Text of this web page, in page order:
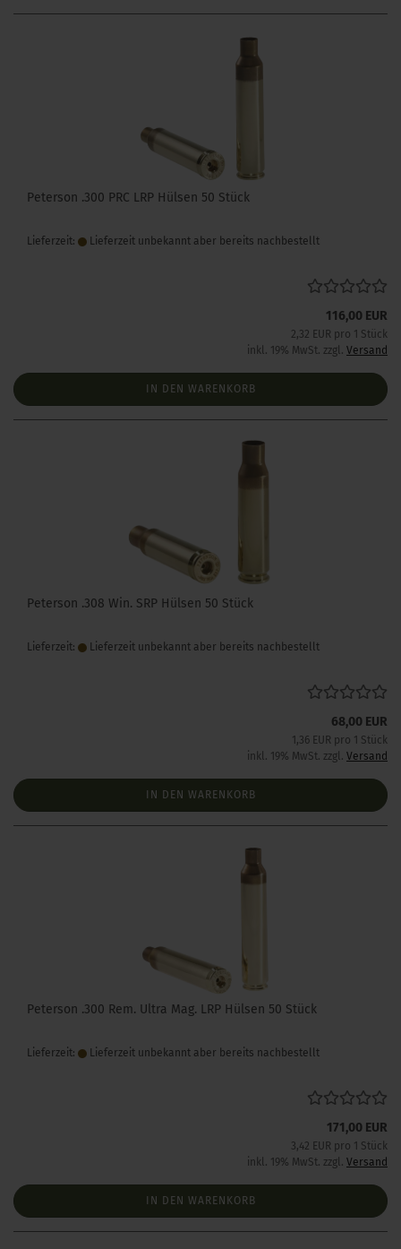
Peterson .300 PRC LRP Hülsen 50 Stück
Lieferzeit: Lieferzeit unbekannt aber bereits nachbestellt
116,00 EUR
2,32 EUR pro 1 Stück
inkl. 19% MwSt. zzgl. Versand
IN DEN WARENKORB
Peterson .308 Win. SRP Hülsen 50 Stück
Lieferzeit: Lieferzeit unbekannt aber bereits nachbestellt
68,00 EUR
1,36 EUR pro 1 Stück
inkl. 19% MwSt. zzgl. Versand
IN DEN WARENKORB
Peterson .300 Rem. Ultra Mag. LRP Hülsen 50 Stück
Lieferzeit: Lieferzeit unbekannt aber bereits nachbestellt
171,00 EUR
3,42 EUR pro 1 Stück
inkl. 19% MwSt. zzgl. Versand
IN DEN WARENKORB